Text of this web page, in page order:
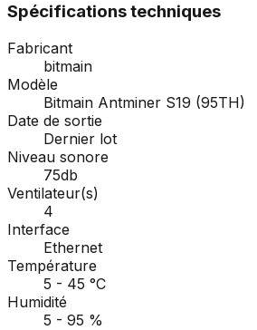
Spécifications techniques
Fabricant
bitmain
Modèle
Bitmain Antminer S19 (95TH)
Date de sortie
Dernier lot
Niveau sonore
75db
Ventilateur(s)
4
Interface
Ethernet
Température
5 - 45 °C
Humidité
5 - 95 %